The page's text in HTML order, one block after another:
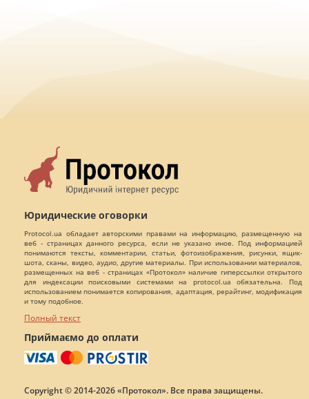
Юридические оговорки
Protocol.ua обладает авторскими правами на информацию, размещенную на
веб - страницах данного ресурса, если не указано иное. Под информацией
понимаются тексты, комментарии, статьи, фотоизображения, рисунки, ящик-
шота, сканы, видео, аудио, другие материалы. При использовании материалов,
размещенных на веб - страницах «Протокол» наличие гиперссылки открытого
для индексации поисковыми системами на protocol.ua обязательна. Под
использованием понимается копирования, адаптация, рерайтинг, модификация
и тому подобное.
Полный текст
Приймаємо до оплати
Copyright © 2014-2026 «Протокол». Все права защищены.